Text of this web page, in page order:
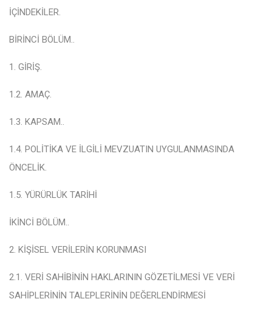
İÇİNDEKİLER.
BİRİNCİ BÖLÜM..
1. GİRİŞ.
1.2. AMAÇ.
1.3. KAPSAM..
1.4. POLİTİKA VE İLGİLİ MEVZUATIN UYGULANMASINDA
ÖNCELİK.
1.5. YÜRÜRLÜK TARİHİ
İKİNCİ BÖLÜM..
2. KİŞİSEL VERİLERİN KORUNMASI
2.1. VERİ SAHİBİNİN HAKLARININ GÖZETİLMESİ VE VERİ
SAHİPLERİNİN TALEPLERİNİN DEĞERLENDİRMESİ